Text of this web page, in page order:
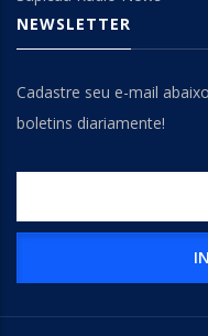
NEWSLETTER
Cadastre seu e-mail
boletins diariamente!